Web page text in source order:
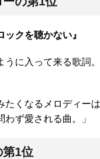
クを聴かない』
うに入って来る歌詞
たくなるメロディー
ず愛される曲。」
1位